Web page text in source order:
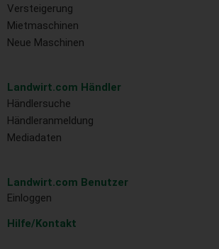
Versteigerung
Mietmaschinen
Neue Maschinen
Landwirt.com Händler
Händlersuche
Händleranmeldung
Mediadaten
Landwirt.com Benutzer
Einloggen
Hilfe/Kontakt